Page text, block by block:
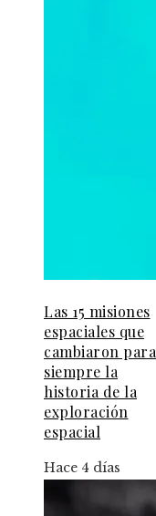
Las 15 misiones
espaciales que
cambiaron para
siempre la
historia de la
exploración
espacial
Hace 4 días